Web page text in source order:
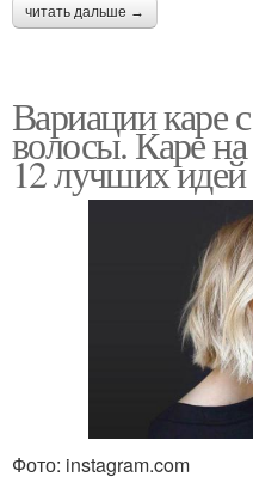
читать дальше →
Вариации каре
волосы. Каре
12 лучших
Фото: instagram.com